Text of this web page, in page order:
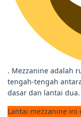
. Mezzanine adalah
tengah-tengah
dasar dan lantai dua.
Lantai mezzanine